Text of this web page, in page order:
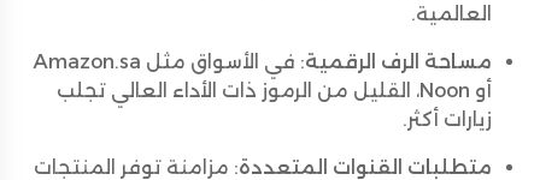
العالمية.
مساحة الرف الرقمية
: في الأسواق مثل Amazon.sa
أو Noon، القليل من الرموز ذات الأداء العالي تجلب
زيارات أكثر.
متطلبات القنوات المتعددة: مزامنة توفر المنتجات